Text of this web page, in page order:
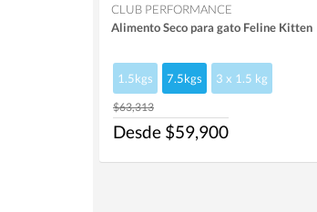
CLUB PERFORMANCE
Alimento Seco para gato Feline Kitten
1.5kgs 7.5kgs 3 x 1.5 kg
$63,313
Desde $59,900